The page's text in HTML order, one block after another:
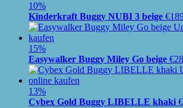
10%
Kinderkraft Buggy NUBI 3 beige €
15%
Easywalker Buggy Miley Go beige €
13%
Cybex Gold Buggy LIBELLE khaki €